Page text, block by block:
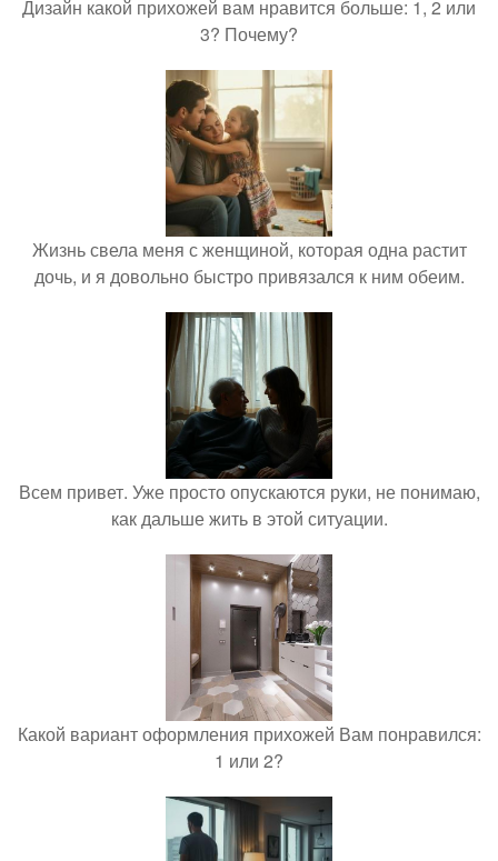
Дизайн какой прихожей вам нравится больше: 1, 2 или
3? Почему?
Жизнь свела меня с женщиной, которая одна растит
дочь, и я довольно быстро привязался к ним обеим.
Всем привет. Уже просто опускаются руки, не понимаю,
как дальше жить в этой ситуации.
Какой вариант оформления прихожей Вам понравился:
1 или 2?